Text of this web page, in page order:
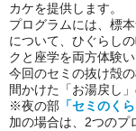
カケを提供します。
プログラムには、標
について、ひぐらし
クと座学を両方体験い
今回のセミの抜け殻
間かけた「お湯戻し
※夜の部 「セミのく
加の場合は、2つのプ